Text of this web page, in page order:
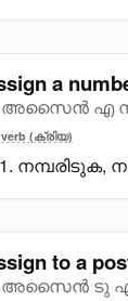
a
അസൈൻ എ
verb (ക്രിയ)
നമ്പരിടുക,
to a
അസൈൻ ടു എ